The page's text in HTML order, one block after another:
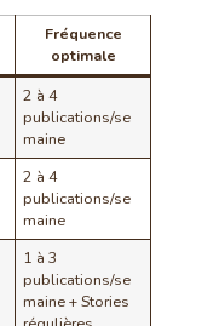
Fréquence
optimale
2 à 4
publications/se
maine
2 à 4
publications/se
maine
1 à 3
publications/se
maine + Stories